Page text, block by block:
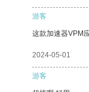
游客
这款加速器VPM
2024-05-01
游客